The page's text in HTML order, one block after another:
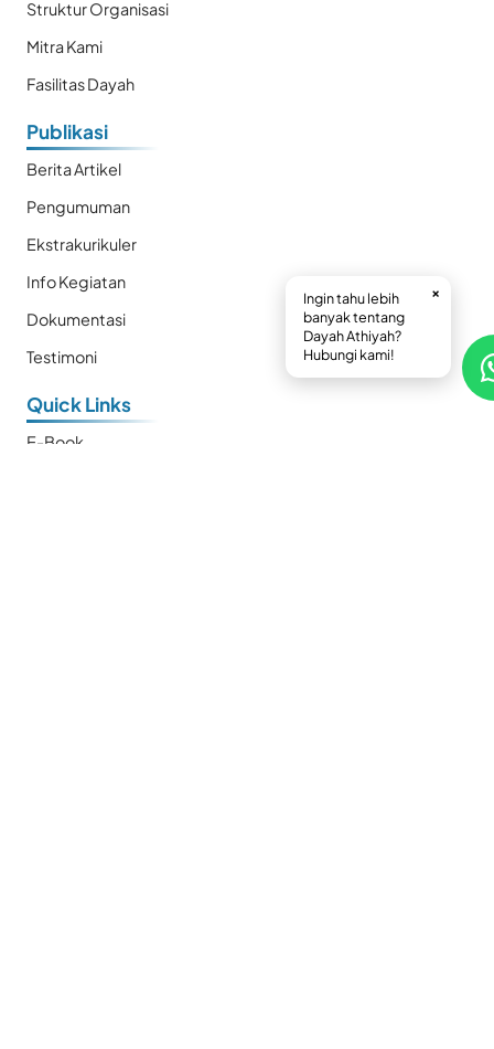
Struktur Organisasi
Mitra Kami
Fasilitas Dayah
Publikasi
Berita Artikel
Pengumuman
Ekstrakurikuler
Info Kegiatan
Dokumentasi
Testimoni
Quick Links
E-Book
Ingin tahu lebih
banyak tentang
Dayah Athiyah?
Hubungi kami!
×